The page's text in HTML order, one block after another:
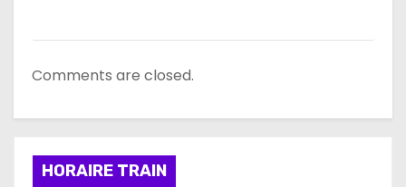
Comments are closed.
HORAIRE TRAIN